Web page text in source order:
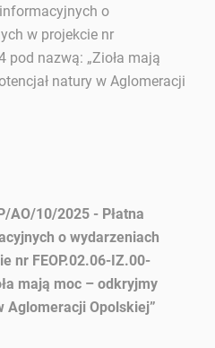
o
w projekcie nr
pod nazwą: „Zioła mają
natury w Aglomeracji
AO/10/2025 - Płatna
o wydarzeniach
nr FEOP.02.06-IZ.00-
mają moc – odkryjmy
Aglomeracji Opolskiej”